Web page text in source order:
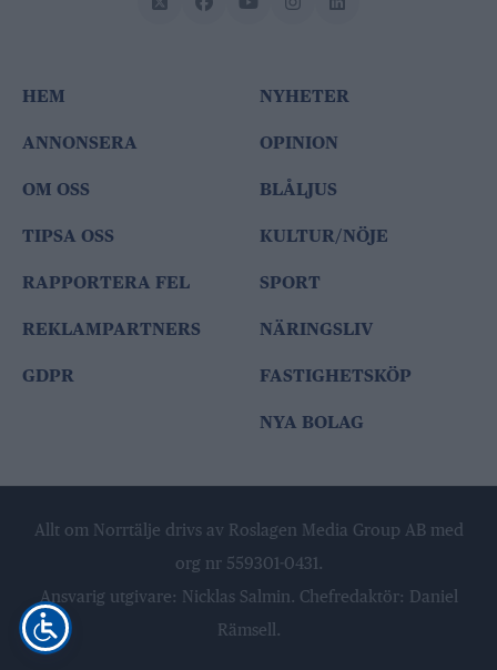
HEM
ANNONSERA
OM OSS
TIPSA OSS
RAPPORTERA FEL
REKLAMPARTNERS
GDPR
NYHETER
OPINION
BLÅLJUS
KULTUR/NÖJE
SPORT
NÄRINGSLIV
FASTIGHETSKÖP
NYA BOLAG
Allt om Norrtälje drivs av Roslagen Media Group AB med
org nr 559301-0431.
Ansvarig utgivare: Nicklas Salmin. Chefredaktör: Daniel
Rämsell.